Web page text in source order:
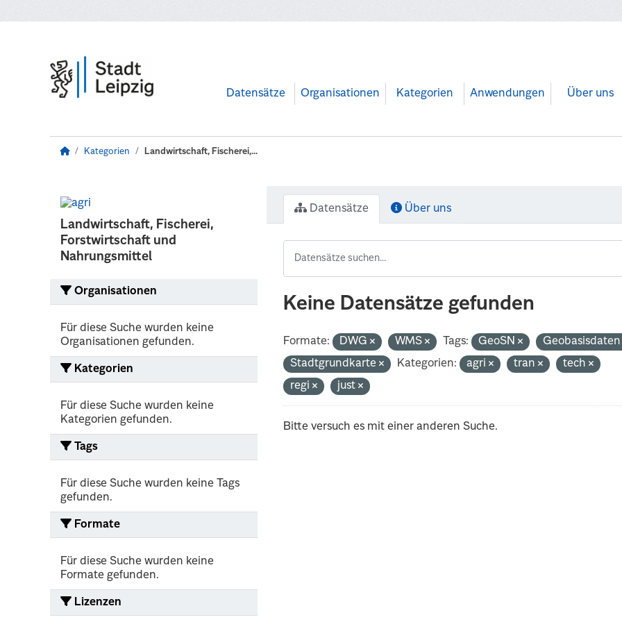
Datensätze Organisationen Kategorien Anwendungen Über uns
Kategorien Landwirtschaft, Fischerei,...
Landwirtschaft, Fischerei,
Forstwirtschaft und
Nahrungsmittel
Organisationen
Für diese Suche wurden keine
Organisationen gefunden.
Kategorien
Für diese Suche wurden keine
Kategorien gefunden.
Tags
Für diese Suche wurden keine Tags
gefunden.
Formate
Für diese Suche wurden keine
Formate gefunden.
Lizenzen
Datensätze Über uns
Keine Datensätze gefunden
Formate: DWG WMS Tags: GeoSN
Stadtgrundkarte
Kategorien: agri tran
tech
regi
just
Bitte versuch es mit einer anderen Suche.